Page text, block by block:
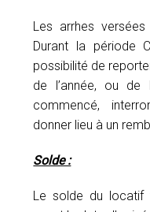
Les arrhes
Durant la période
possibilité de
de l’année, ou de
commencé,
donner lieu à un
Solde :
Le solde du locatif